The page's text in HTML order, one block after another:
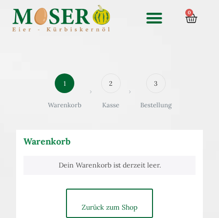
0
1
Warenkorb
2
Kasse
3
Bestellung
Warenkorb
Dein Warenkorb ist derzeit leer.
Zurück zum Shop